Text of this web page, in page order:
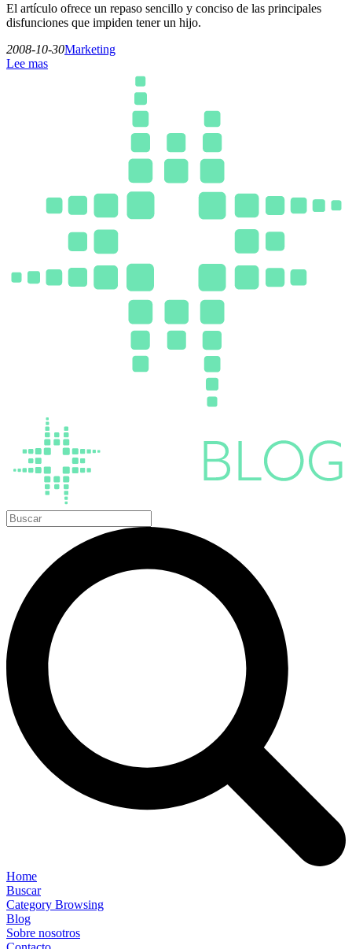
El artículo ofrece un repaso sencillo y conciso de las principales
disfunciones que impiden tener un hijo.
2008-10-30Marketing
Lee mas
Home
Buscar
Category Browsing
Blog
Sobre nosotros